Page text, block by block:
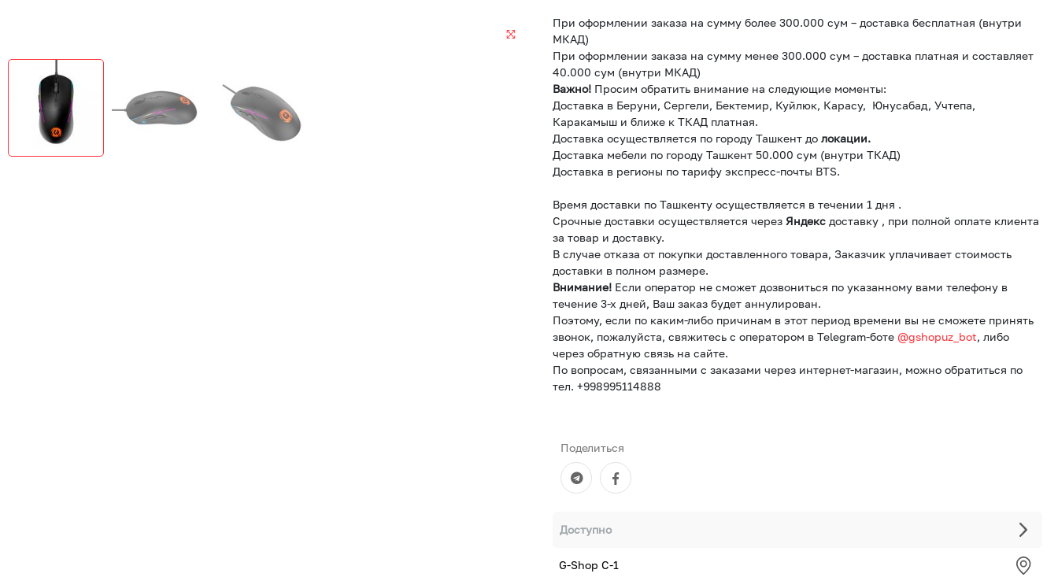
При оформлении заказа на сумму более 300.000 сум – доставка бесплатная (внутри
МКАД)
При оформлении заказа на сумму менее 300.000 сум – доставка платная и составляет
40.000 сум (внутри МКАД)
Важно! Просим обратить внимание на следующие моменты:
Доставка в Беруни, Сергели, Бектемир, Куйлюк, Карасу, Юнусабад, Учтепа,
Каракамыш и ближе к ТКАД платная.
Доставка осуществляется по городу Ташкент до локации.
Доставка мебели по городу Ташкент 50.000 сум (внутри ТКАД)
Доставка в регионы по тарифу экспресс-почты BTS.
Время доставки по Ташкенту осуществляется в течении 1 дня .
Срочные доставки осуществляется через Яндекс доставку , при полной оплате клиента
за товар и доставку.
В случае отказа от покупки доставленного товара, Заказчик уплачивает стоимость
доставки в полном размере.
Внимание! Если оператор не сможет дозвониться по указанному вами телефону в
течение 3-х дней, Ваш заказ будет аннулирован.
Поэтому, если по каким-либо причинам в этот период времени вы не сможете принять
звонок, пожалуйста, свяжитесь с оператором в Telegram-боте @gshopuz_bot, либо
через обратную связь на сайте.
По вопросам, связанными с заказами через интернет-магазин, можно обратиться по
тел. +998995114888
Поделиться
Доступно
G-Shop С-1